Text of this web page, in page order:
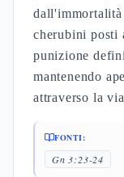
cherubini posti
punizione
mantenendo
attraverso la
FONTI:
Gn 3:23-24